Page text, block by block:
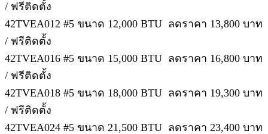
/ ฟรีติดตั้ง
42TVEA012 #5 ขนาด 12,000 BTU ลดราคา 13,800 บาท
/ ฟรีติดตั้ง
42TVEA016 #5 ขนาด 15,000 BTU ลดราคา 16,800 บาท
/ ฟรีติดตั้ง
42TVEA018 #5 ขนาด 18,000 BTU ลดราคา 19,300 บาท
/ ฟรีติดตั้ง
42TVEA024 #5 ขนาด 21,500 BTU ลดราคา 23,400 บาท